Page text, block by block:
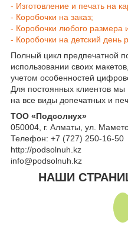
- Изготовление и печать на
- Коробочки на заказ;
- Коробочки любого
- Коробочки на детский день
Полный цикл предпечатной
использовании своих
учетом особенностей
Для постоянных клиентов мы
на все виды допечатных и
ТОО «Подсолнух»
050004, г. Алматы, ул.
Телефон: +7 (727) 250-16-50
http://podsolnuh.kz
info@podsolnuh.kz
НАШИ